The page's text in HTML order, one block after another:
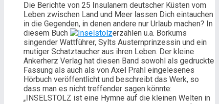
Die Berichte von 25 Insulanern deutscher Küsten vom
Leben zwischen Land und Meer lassen Dich eintauchen
in die Gegenden, in denen andere nur Urlaub machen? In
diesem Buch
erzählen u.a. Borkums
singender Wattführer, Sylts Austernprinzessin und ein
mutiger Schatztaucher aus ihren Leben. Der kleine
Ankerherz Verlag hat diesen Band sowohl als gedruckte
Fassung als auch als von Axel Prahl eingelesenes
Hörbuch veröffentlicht und beschreibt das Werk, so
dass man es nicht treffender sagen könnte:
„INSELSTOLZ ist eine Hymne auf die kleinen Welten in